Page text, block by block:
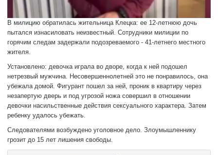
В милицию обратилась жительница Клецка: ее 12-летнюю дочь
пытался изнасиловать неизвестный. Сотрудники милиции по
горячим следам задержали подозреваемого - 41-летнего местного
жителя.
Установлено: девочка играла во дворе, когда к ней подошел
нетрезвый мужчина. Несовершеннолетней это не понравилось, она
убежала домой. Фигурант пошел за ней, проник в квартиру через
незапертую дверь и под угрозой ножа совершил в отношении
девочки насильственные действия сексуального характера. Затем
ребенку удалось убежать.
Следователями возбуждено уголовное дело. Злоумышленнику
грозит до 15 лет лишения свободы.